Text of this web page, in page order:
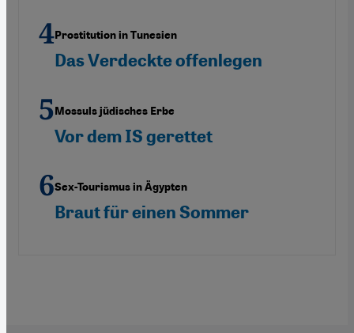
Prostitution in Tunesien
Das Verdeckte offenlegen
Mossuls jüdisches Erbe
Vor dem IS gerettet
Sex-Tourismus in Ägypten
Braut für einen Sommer